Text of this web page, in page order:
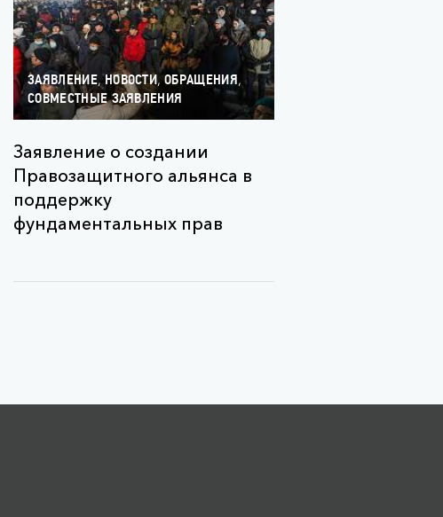
ЗАЯВЛЕНИЕ,НОВОСТИ,ОБРАЩЕНИЯ ,
СОВМЕСТНЫЕ ЗАЯВЛЕНИЯ
Заявление о создании
Правозащитного альянса в
поддержку
фундаментальных прав